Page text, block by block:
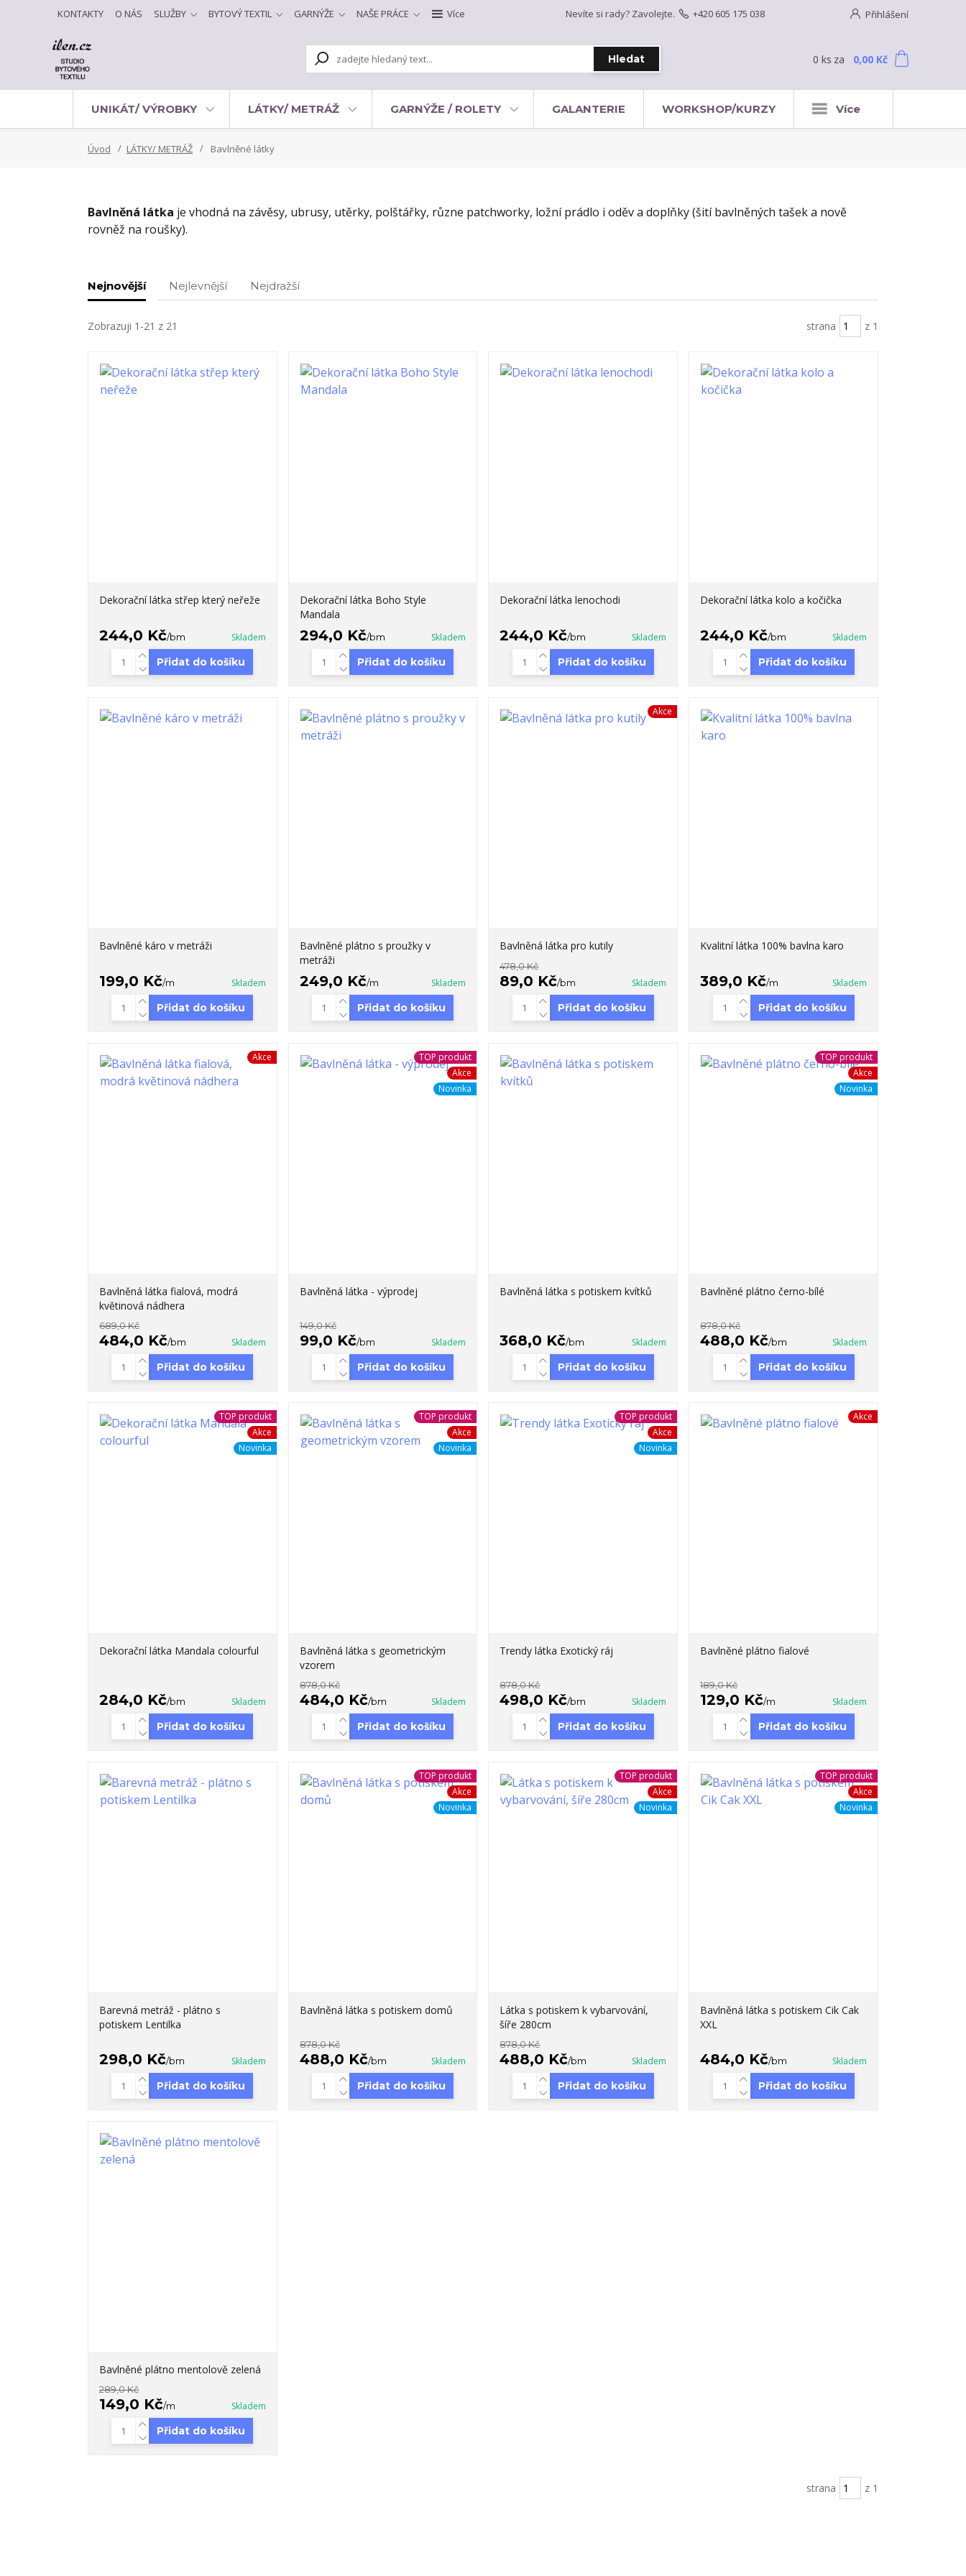
KONTAKTY O NÁS SLUŽBY BYTOVÝ TEXTIL GARNÝŽE NAŠE PRÁCE Více Přihlášení
Hledat
Nevíte si rady? Zavolejte. +420 605 175 038
0 ks za 0,00 Kč
UNIKÁT/ VÝROBKY LÁTKY/ METRÁŽ GARNÝŽE / ROLETY GALANTERIE WORKSHOP/KURZY Více
Úvod LÁTKY/ METRÁŽ Bavlněné látky
Bavlněná látka je vhodná na závěsy, ubrusy, utěrky, polštářky, různe patchworky, ložní prádlo i oděv a doplňky (šití bavlněných tašek a nově
rovněž na roušky).
Nejnovější Nejlevnější Nejdražší
Zobrazuji 1-21 z 21 strana z 1
Dekorační látka střep který neřeže
244,0 Kč/bm Skladem
Přidat do košíku
Dekorační látka Boho Style
Mandala
294,0 Kč/bm Skladem
Přidat do košíku
Dekorační látka lenochodi
244,0 Kč/bm Skladem
Přidat do košíku
Dekorační látka kolo a kočička
244,0 Kč/bm Skladem
Přidat do košíku
Bavlněné káro v metráži
199,0 Kč/m Skladem
Přidat do košíku
Bavlněné plátno s proužky v
metráži
249,0 Kč/m Skladem
Přidat do košíku
Akce
Bavlněná látka pro kutily
478,0 Kč
89,0 Kč/bm Skladem
Přidat do košíku
Kvalitní látka 100% bavlna karo
389,0 Kč/m Skladem
Přidat do košíku
Akce
Bavlněná látka fialová, modrá
květinová nádhera
689,0 Kč
484,0 Kč/bm Skladem
Přidat do košíku
TOP produkt
Akce
Novinka
Bavlněná látka - výprodej
149,0 Kč
99,0 Kč/bm Skladem
Přidat do košíku
Bavlněná látka s potiskem kvítků
368,0 Kč/bm Skladem
Přidat do košíku
TOP produkt
Akce
Novinka
Bavlněné plátno černo-bílé
878,0 Kč
488,0 Kč/bm Skladem
Přidat do košíku
TOP produkt
Akce
Novinka
Dekorační látka Mandala colourful
284,0 Kč/bm Skladem
Přidat do košíku
TOP produkt
Akce
Novinka
Bavlněná látka s geometrickým
vzorem
878,0 Kč
484,0 Kč/bm Skladem
Přidat do košíku
TOP produkt
Akce
Novinka
Trendy látka Exotický ráj
878,0 Kč
498,0 Kč/bm Skladem
Přidat do košíku
Akce
Bavlněné plátno fialové
189,0 Kč
129,0 Kč/m Skladem
Přidat do košíku
Barevná metráž - plátno s
potiskem Lentilka
298,0 Kč/bm Skladem
Přidat do košíku
TOP produkt
Akce
Novinka
Bavlněná látka s potiskem domů
878,0 Kč
488,0 Kč/bm Skladem
Přidat do košíku
TOP produkt
Akce
Novinka
Látka s potiskem k vybarvování,
šíře 280cm
878,0 Kč
488,0 Kč/bm Skladem
Přidat do košíku
TOP produkt
Akce
Novinka
Bavlněná látka s potiskem Cik Cak
XXL
484,0 Kč/bm Skladem
Přidat do košíku
Bavlněné plátno mentolově zelená
289,0 Kč
149,0 Kč/m Skladem
Přidat do košíku
strana z 1